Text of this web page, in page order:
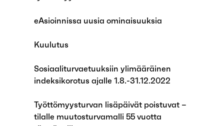
eAsioinnissa uusia ominaisuuksia
Kuulutus
Sosiaaliturvaetuuksiin ylimääräinen
indeksikorotus ajalle 1.8.-31.12.2022
Työttömyysturvan lisäpäivät poistuvat –
tilalle muutosturvamalli 55 vuotta